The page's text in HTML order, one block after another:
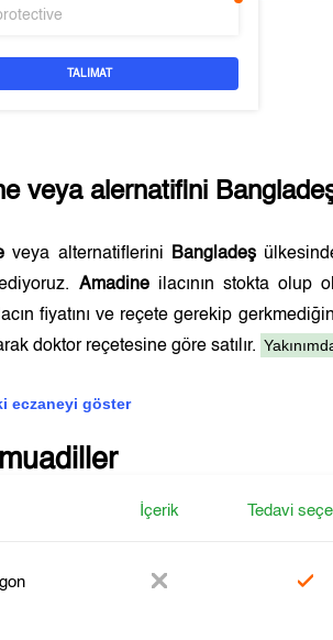
TALIMAT
veya alernatifini
veya alternatiflerini Bangladeş
Amadineilacının stokta olup
fiyatını ve reçete gerekip
doktor reçetesine göre satılır.
eczaneyi göster
İçerik Tedavi